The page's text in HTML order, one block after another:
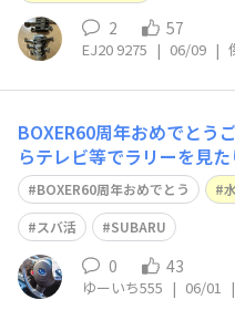
2 57
EJ20 9275 | 06/09 |
BOXER60周年おめでとう
らテレビ等でラリーを見
ンプレッサなどを見てきて
たいと思っていて仕事を初
に行って見積もりを出して
買う余力がなく断念せざる
BOXER60周年おめでとう
スバ活
SUBARU
0 43
ゆーいち555 | 06/01 |